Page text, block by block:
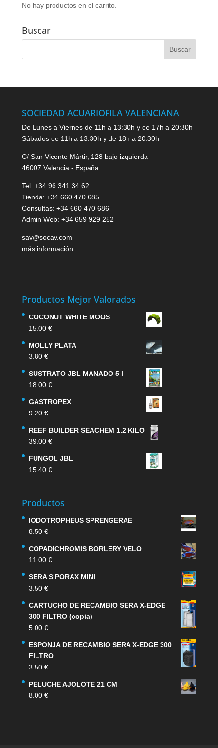
No hay productos en el carrito.
Buscar
SOCIEDAD ACUARIOFILA VALENCIANA
De Lunes a Viernes de 11h a 13:30h y de 17h a 20:30h
Sábados de 11h a 13:30h y de 18h a 20:30h
C/ San Vicente Mártir, 128 bajo izquierda
46007 Valencia - España
Tel: +34 96 341 34 62
Tienda: +34 660 470 685
Consultas: +34 660 470 686
Admin Web: +34 659 929 252
sav@socav.com
más información
Productos Mejor Valorados
COCONUT WHITE MOOS
15.00 €
MOLLY PLATA
3.80 €
SUSTRATO JBL MANADO 5 l
18.00 €
GASTROPEX
9.20 €
REEF BUILDER SEACHEM 1,2 KILO
39.00 €
FUNGOL JBL
15.40 €
Productos
IODOTROPHEUS SPRENGERAE
8.50 €
COPADICHROMIS BORLERY VELO
11.00 €
SERA SIPORAX MINI
3.50 €
CARTUCHO DE RECAMBIO SERA X-EDGE
300 FILTRO (copia)
5.00 €
ESPONJA DE RECAMBIO SERA X-EDGE 300
FILTRO
3.50 €
PELUCHE AJOLOTE 21 CM
8.00 €